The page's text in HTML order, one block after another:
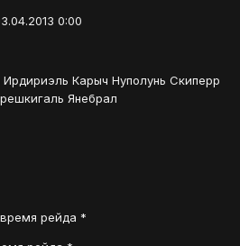
0:00
Карыч Нуполунь Скиперр
Янебрал
рейда *